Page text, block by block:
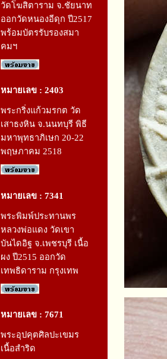
วัดโฆสิตาราม จ.ชัยนาท
ออกวัดหนองอีดุก ปี2517
พร้อมบัตรรับรองสมา
คมฯ
หมายเลข : 2403
พระกริ่งแก้วมรกต วัด
เสาธงหิน จ.นนทบุรี พิธี
มหาพุทธาภิเษก 20-22
พฤษภาคม 2518
หมายเลข : 7341
พระพิมพ์ประทานพร
หลวงพ่อแดง วัดเขา
บันไดอิฐ จ.เพชรบุรี เนื้อ
ผง ปี2515 ออกวัด
เทพธิดาราม กรุงเทพ
หมายเลข : 7671
พระอุปคุตศิลปะเขมร
เนื้อสำริด